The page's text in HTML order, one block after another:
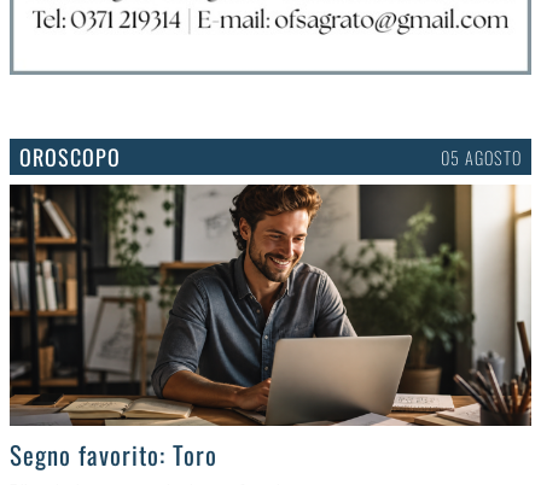
OROSCOPO 05 AGOSTO
>
Segno favorito: Toro